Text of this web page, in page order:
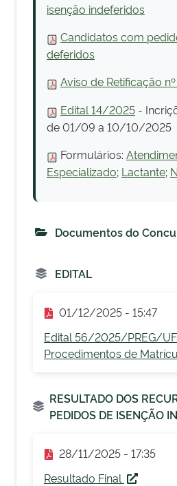
isenção indeferidos
Candidatos com
deferidos
Aviso de Retificação
Edital 14/2025 -
de 01/09 a 10/10/2025
Formulários:
Especializado; Lactante;
Documentos do
EDITAL
01/12/2025 - 15:47
Edital 56/2025/PREG/
Procedimentos de
RESULTADO DOS
PEDIDOS DE ISENÇÃO
28/11/2025 - 17:35
Resultado Final